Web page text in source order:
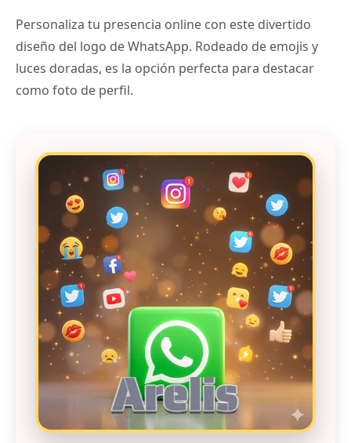
Personaliza tu presencia online con este divertido
diseño del logo de WhatsApp. Rodeado de emojis y
luces doradas, es la opción perfecta para destacar
como foto de perfil.